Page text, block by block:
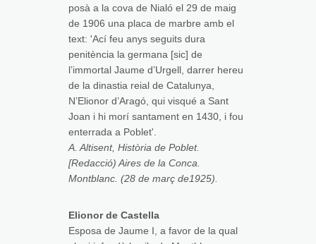
posà a la cova de Nialó el 29 de maig
de 1906 una placa de marbre amb el
text: 'Ací feu anys seguits dura
penitència la germana [sic] de
l’immortal Jaume d’Urgell, darrer hereu
de la dinastia reial de Catalunya,
N’Elionor d’Aragó, qui visqué a Sant
Joan i hi morí santament en 1430, i fou
enterrada a Poblet'.
A. Altisent, Història de Poblet.
[Redacció) Aires de la Conca.
Montblanc. (28 de març de1925).
Elionor de Castella
Esposa de Jaume I, a favor de la qual